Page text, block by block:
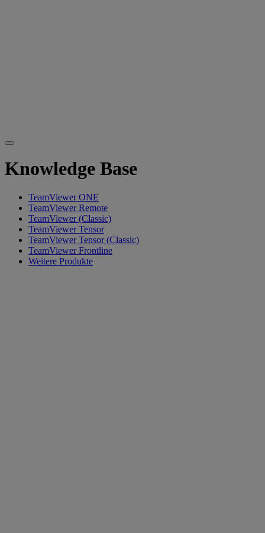
Knowledge Base
TeamViewer ONE
TeamViewer Remote
TeamViewer (Classic)
TeamViewer Tensor
TeamViewer Tensor (Classic)
TeamViewer Frontline
Weitere Produkte